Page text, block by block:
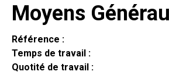
Moyens
Référence :
Temps de travail :
Quotité de travail :